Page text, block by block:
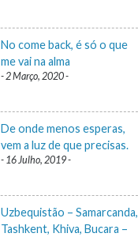
No come back, é só o que
me vai na alma
2 Março, 2020
De onde menos esperas,
vem a luz de que precisas.
16 Julho, 2019
Uzbequistão – Samarcanda,
Tashkent, Khiva, Bucara –